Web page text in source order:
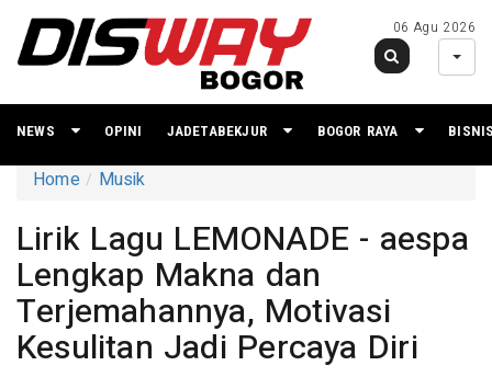
06 Agu 2026
NEWS OPINI JADETABEKJUR BOGOR RAYA
Home Musik
Lirik Lagu LEMONADE - aespa
Lengkap Makna dan
Terjemahannya, Motivasi
Kesulitan Jadi Percaya Diri